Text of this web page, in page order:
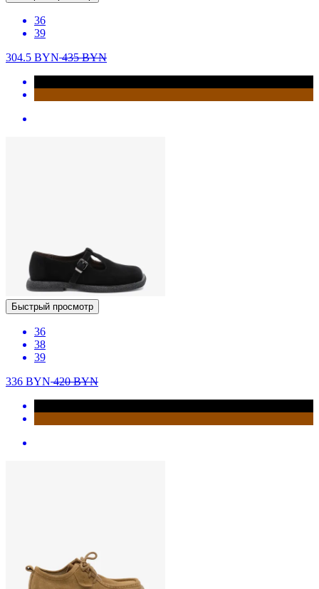
36
39
304.5 BYN435BYN
Быстрый просмотр
36
38
39
336 BYN420BYN